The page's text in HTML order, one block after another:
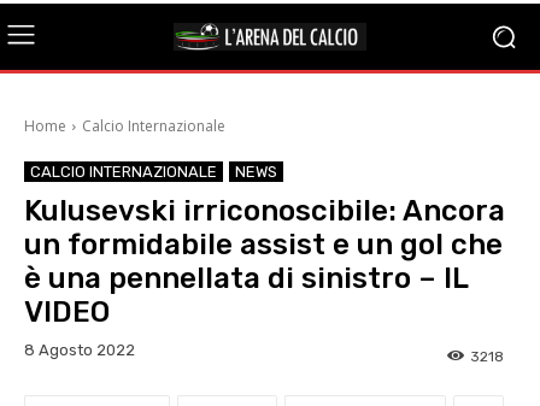
Home Calcio Internazionale
CALCIO INTERNAZIONALE NEWS
Kulusevski irriconoscibile: Ancora
un formidabile assist e un gol che
è una pennellata di sinistro – IL
VIDEO
8 Agosto 2022 3218